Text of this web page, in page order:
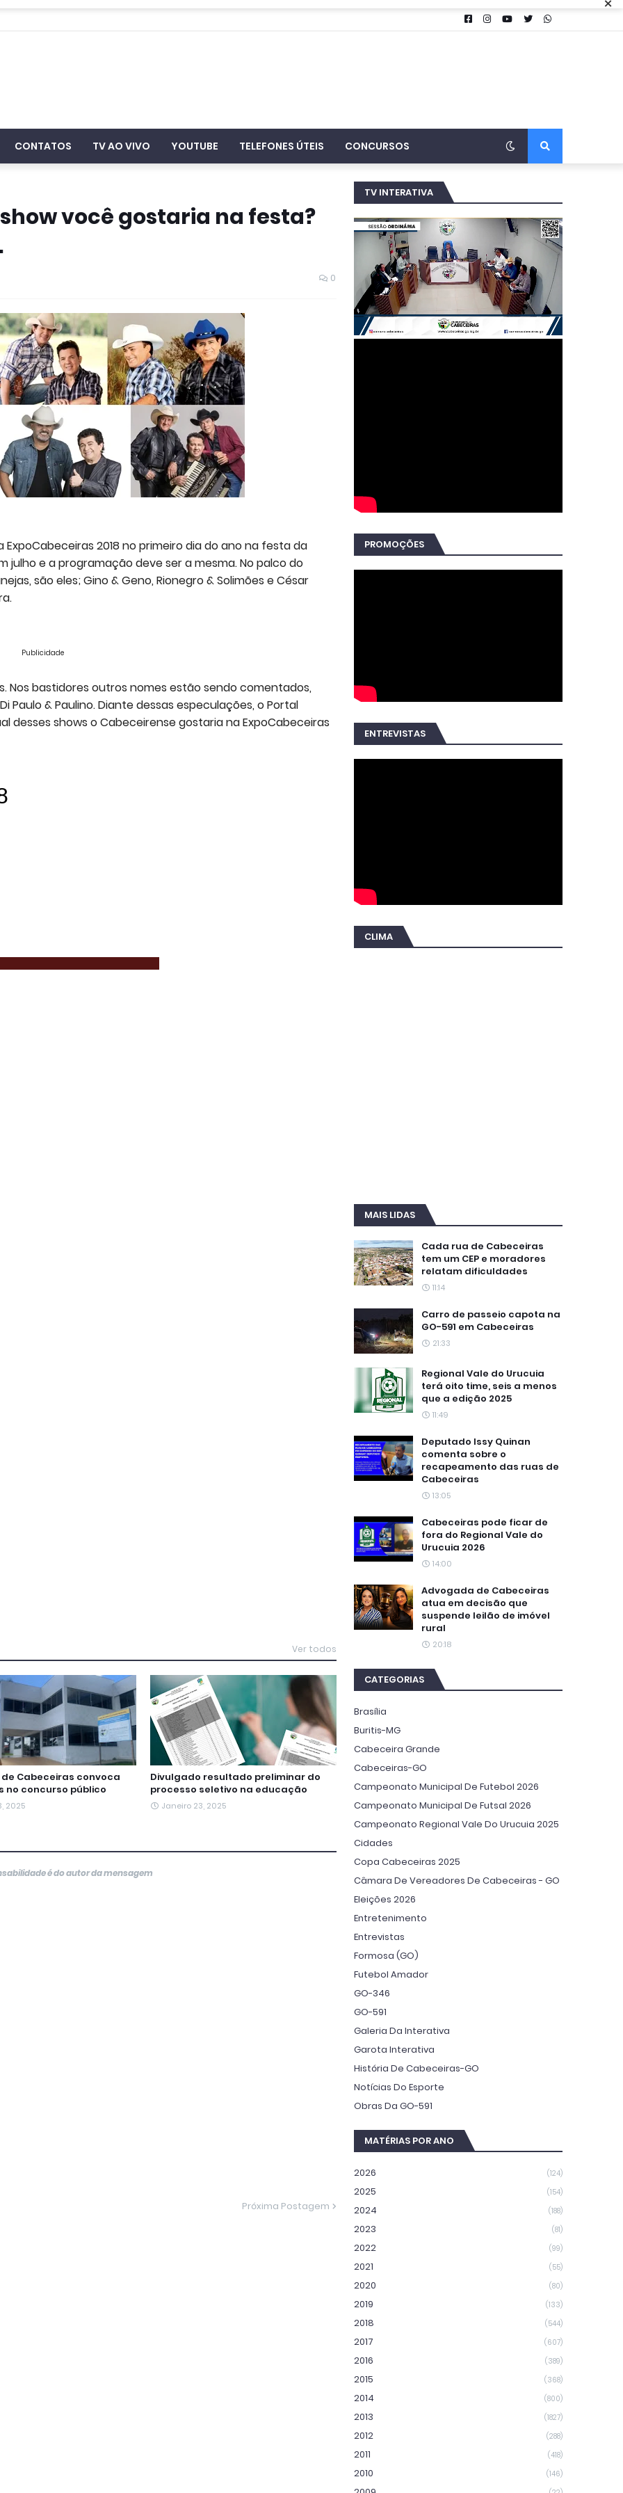
CONTATOS TV AO VIVO YOUTUBE TELEFONES ÚTEIS CONCURSOS
show você gostaria na festa?
0
2018 no primeiro dia do ano na festa da
e a programação deve ser a mesma. No palco do
são eles; Gino & Geno, Rionegro & Solimões e César
Publicidade
Nos bastidores outros nomes estão sendo comentados,
Paulo & Paulino. Diante dessas especulações, o Portal
desses shows o Cabeceirense gostaria na ExpoCabeceiras
Ver todos
Cabeceiras convoca
no concurso público
2025
Divulgado resultado preliminar do
processo seletivo na educação
Janeiro 23, 2025
é do autor da mensagem
Próxima Postagem
TV INTERATIVA
PROMOÇÕES
ENTREVISTAS
CLIMA
MAIS LIDAS
Cada rua de Cabeceiras
tem um CEP e moradores
relatam dificuldades
11:14
Carro de passeio capota na
GO-591 em Cabeceiras
21:33
Regional Vale do Urucuia
terá oito time, seis a menos
que a edição 2025
11:49
Deputado Issy Quinan
comenta sobre o
recapeamento das ruas de
Cabeceiras
13:05
Cabeceiras pode ficar de
fora do Regional Vale do
Urucuia 2026
14:00
Advogada de Cabeceiras
atua em decisão que
suspende leilão de imóvel
rural
20:18
CATEGORIAS
Brasília
Buritis-MG
Cabeceira Grande
Cabeceiras-GO
Campeonato Municipal De Futebol 2026
Campeonato Municipal De Futsal 2026
Campeonato Regional Vale Do Urucuia 2025
Cidades
Copa Cabeceiras 2025
Câmara De Vereadores De Cabeceiras - GO
Eleições 2026
Entretenimento
Entrevistas
Formosa (GO)
Futebol Amador
GO-346
GO-591
Galeria Da Interativa
Garota Interativa
História De Cabeceiras-GO
Notícias Do Esporte
Obras Da GO-591
MATÉRIAS POR ANO
2026 (124)
2025 (154)
2024 (188)
2023 (81)
2022 (99)
2021 (55)
2020 (80)
2019 (133)
2018 (544)
2017 (607)
2016 (389)
2015 (368)
2014 (800)
2013 (1827)
2012 (288)
2011 (418)
2010 (146)